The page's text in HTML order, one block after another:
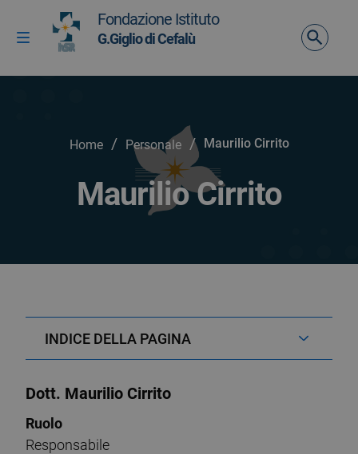
Vai ai contenuti
Vai al menu di navigazione
Vai al footer
Attiva / disattiva la navigazione
Fondazione Istituto
G.Giglio di Cefalù
Home / Personale / Maurilio Cirrito
Maurilio Cirrito
INDICE DELLA PAGINA
Dott. Maurilio Cirrito
Ruolo
Responsabile